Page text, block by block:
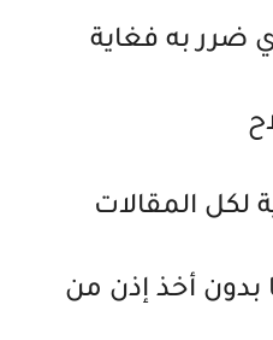
ضرر به فغاية
بدون أخذ إذن من